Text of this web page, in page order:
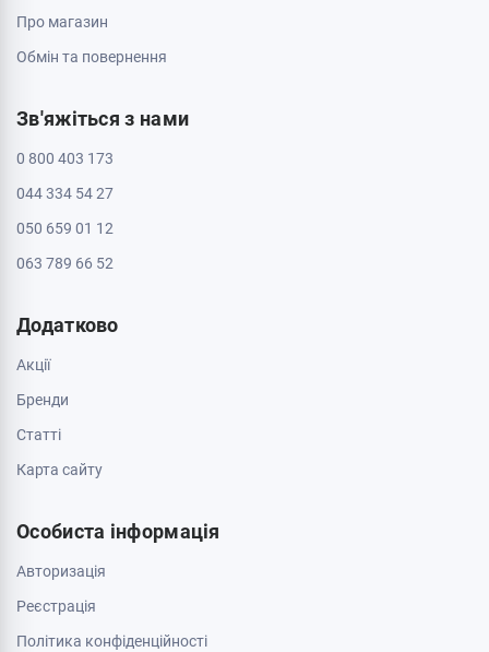
Про магазин
Обмін та повернення
Зв'яжіться з нами
0 800 403 173
044 334 54 27
050 659 01 12
063 789 66 52
Додатково
Акції
Бренди
Cтатті
Карта сайту
Особиста інформація
Авторизація
Реєстрація
Політика конфіденційності